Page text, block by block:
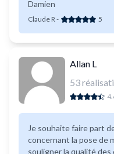
Damien
Claude R- 5
Allan L
53
Je souhaite faire part
concernant la pose de
souligner la qualité